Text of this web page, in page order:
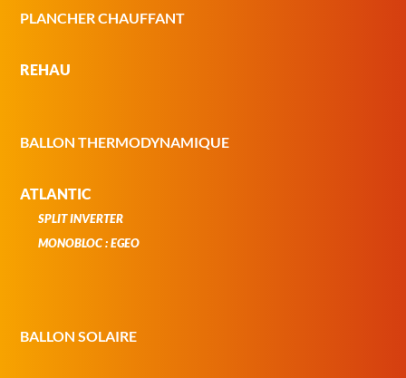
PLANCHER CHAUFFANT
REHAU
BALLON THERMODYNAMIQUE
ATLANTIC
SPLIT INVERTER
MONOBLOC : EGEO
BALLON SOLAIRE